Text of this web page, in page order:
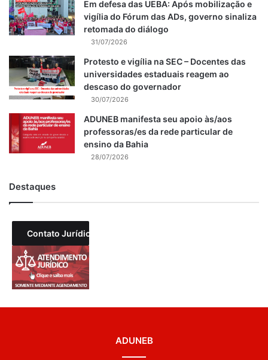
Em defesa das UEBA: Após mobilização e
vigília do Fórum das ADs, governo sinaliza
retomada do diálogo
31/07/2026
Protesto e vigília na SEC – Docentes das
universidades estaduais reagem ao
descaso do governador
30/07/2026
ADUNEB manifesta seu apoio às/aos
professoras/es da rede particular de
ensino da Bahia
28/07/2026
Destaques
Contato Jurídico
ADUNEB